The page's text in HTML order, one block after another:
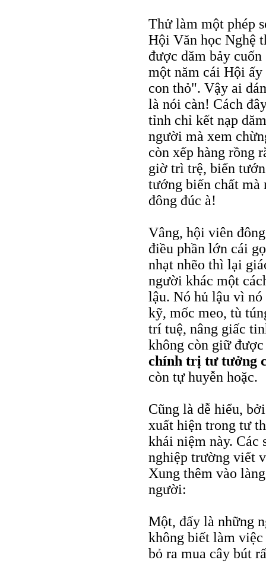
Thử làm một phép
Hội Văn học Nghệ
được dăm bảy
một năm cái Hội
con thỏ". Vậy ai
là nói càn! Cách
tỉnh chỉ kết nạp
người mà xem
còn xếp hàng rồng
giờ trì trệ, biến
tướng biến chất
đông đúc à!
Vâng, hội viên
điều phần lớn cái
nhạt nhẽo thì lại
người khác một
lậu. Nó hủ lậu vì nó
kỹ, mốc meo, tù
trí tuệ, nâng giấc
không còn giữ
chính trị tư tưởng
còn tự huyễn hoặc.
Cũng là dễ hiểu,
xuất hiện trong tư
khái niệm này.
nghiệp trường viết
Xung thêm vào
người:
Một, đấy là những
không biết làm
bỏ ra mua cây bút